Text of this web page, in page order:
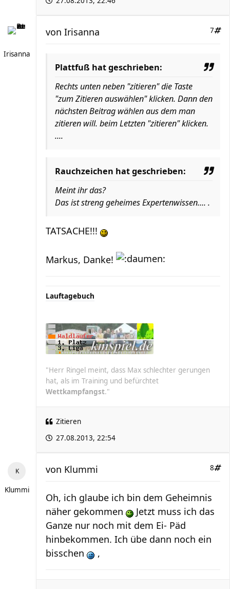
Irisanna
7
von Irisanna
Plattfuß hat geschrieben:
Rechts unten neben "zitieren" die Taste
"zum Zitieren auswählen" klicken. Dann den
nächsten Beitrag wählen aus dem man
zitieren will. beim Letzten "zitieren" klicken.
....
Rauchzeichen hat geschrieben:
Meint ihr das?
Das ist streng geheimes Expertenwissen.... .
TATSACHE!!!
Markus, Danke!
Lauftagebuch
"Herr Ringel meint, dass Max schlechter gerungen
hat, als im Training und befürchtet
Wettkampfangst."
Zitieren
27.08.2013, 22:54
Klummi
8
von Klummi
Oh, ich glaube ich bin dem Geheimnis
näher gekommen
Jetzt muss ich das
Ganze nur noch mit dem Ei- Päd
hinbekommen. Ich übe dann noch ein
bisschen
,